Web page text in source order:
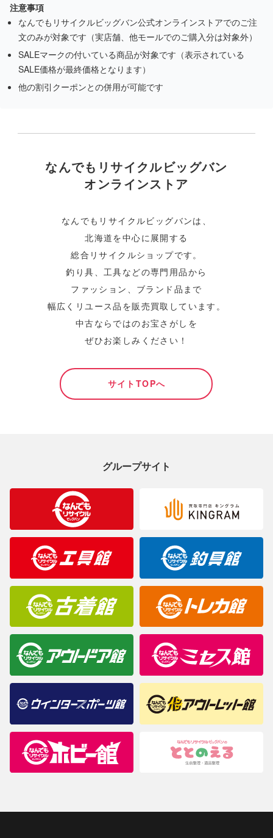
注意事項
なんでもリサイクルビッグバン公式オンラインストアでのご注
文のみが対象です（実店舗、他モールでのご購入分は対象外）
SALEマークの付いている商品が対象です（表示されている
SALE価格が最終価格となります）
他の割引クーポンとの併用が可能です
なんでもリサイクルビッグバン
オンラインストア
なんでもリサイクルビッグバンは、
北海道を中心に展開する
総合リサイクルショップです。
釣り具、工具などの専門用品から
ファッション、ブランド品まで
幅広くリユース品を販売買取しています。
中古ならではのお宝さがしを
ぜひお楽しみください！
サイトTOPへ
グループサイト